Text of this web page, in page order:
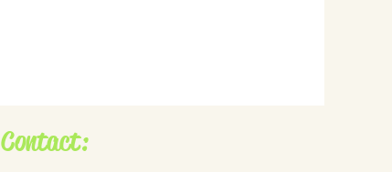
Contact: